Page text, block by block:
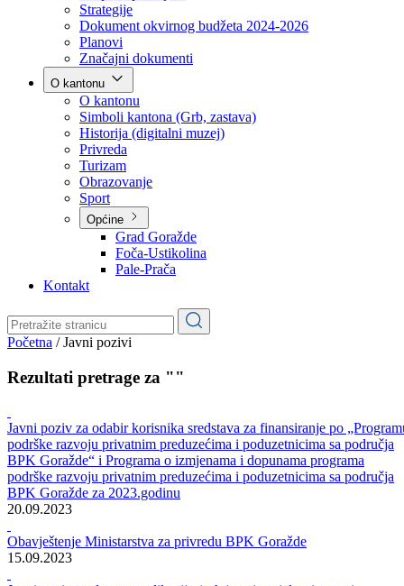
Poslovnik
Program rada Vlade
Ekspoze premijera
Strategije
Dokument okvirnog budžeta 2024-2026
Planovi
Značajni dokumenti
O kantonu
O kantonu
Simboli kantona (Grb, zastava)
Historija (digitalni muzej)
Privreda
Turizam
Obrazovanje
Općine
Pale-Prača
Kontakt
Javni pozivi
Rezultati pretrage za ""